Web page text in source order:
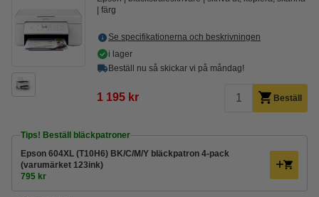
färg
Se specifikationerna och beskrivningen
i lager
Beställ nu så skickar vi på måndag!
1 195 kr Beställ
Tips! Beställ bläckpatroner
Epson 604XL (T10H6) BK/C/M/Y bläckpatron 4-pack
(varumärket 123ink)
795 kr